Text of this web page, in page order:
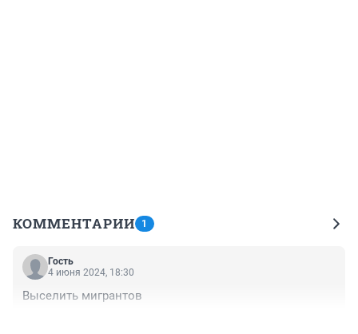
КОММЕНТАРИИ 1
Гость
4 июня 2024, 18:30
Выселить мигрантов